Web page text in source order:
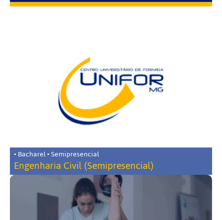
• Bacharel • Semipresencial
Engenharia Civil (Semipresencial)